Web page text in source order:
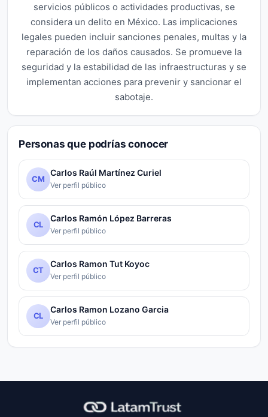
servicios públicos o actividades productivas, se
considera un delito en México. Las implicaciones
legales pueden incluir sanciones penales, multas y la
reparación de los daños causados. Se promueve la
seguridad y la estabilidad de las infraestructuras y se
implementan acciones para prevenir y sancionar el
sabotaje.
Personas que podrías conocer
CM
Carlos Raúl Martínez Curiel
Ver perfil público
CL
Carlos Ramón López Barreras
Ver perfil público
CT
Carlos Ramon Tut Koyoc
Ver perfil público
CL
Carlos Ramon Lozano Garcia
Ver perfil público